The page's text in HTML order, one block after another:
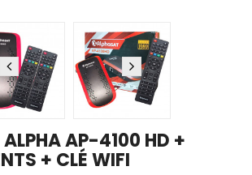
ALPHA AP-4100 HD +
+ CLÉ WIFI